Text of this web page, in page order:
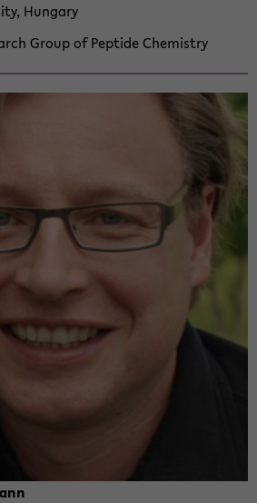
Hun­gary
Group of Pep­tide Chem­istry